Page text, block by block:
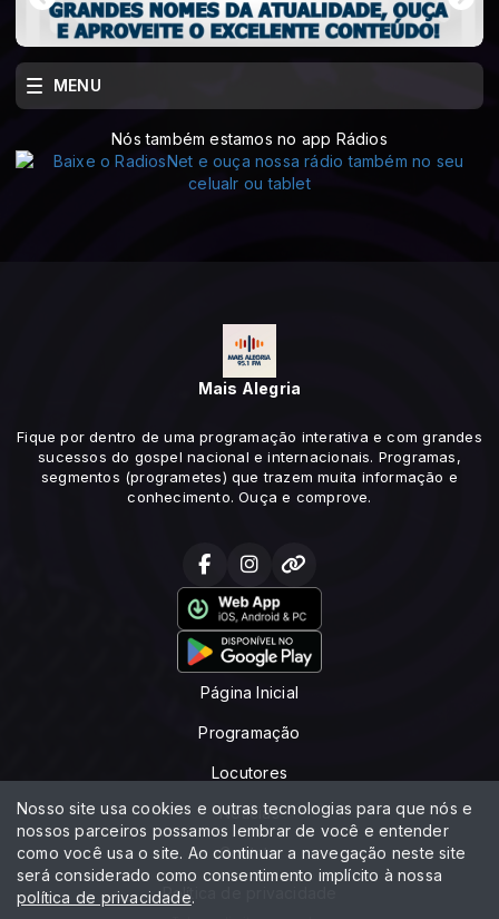
MENU
Nós também estamos no app Rádios
Mais Alegria
Fique por dentro de uma programação interativa e com grandes
sucessos do gospel nacional e internacionais. Programas,
segmentos (programetes) que trazem muita informação e
conhecimento. Ouça e comprove.
Página Inicial
Programação
Locutores
Notícias
Contato
Política de privacidade
Nosso site usa cookies e outras tecnologias para que nós e
nossos parceiros possamos lembrar de você e entender
como você usa o site. Ao continuar a navegação neste site
será considerado como consentimento implícito à nossa
política de privacidade.